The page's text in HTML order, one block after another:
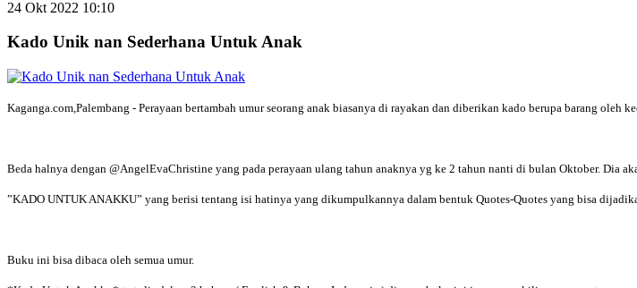
24 Okt 2022 10:10
Kado Unik nan Sederhana Untuk Anak
Kaganga.com,Palembang - Perayaan bertambah umur seorang anak biasanya di rayakan dan diberikan kado berupa barang oleh
Beda halnya dengan @AngelEvaChristine yang pada perayaan ulang tahun anaknya yg ke 2 tahun nanti di bulan Oktober. Dia
”KADO UNTUK ANAKKU” yang berisi tentang isi hatinya yang dikumpulkannya dalam bentuk Quotes-Quotes yang bisa
Buku ini bisa dibaca oleh semua umur.